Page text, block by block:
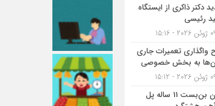
دکتر ذاکری از ایستگاه
رئیسی
واگذاری تعمیرات جاری
به بخش خصوصی
پایان بن‌بست 11 ساله پل